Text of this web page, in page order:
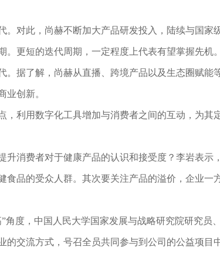
。对此，尚赫不断加大产品研发投入，陆续与国
更短的迭代周期，一定程度上代表有望掌握先机。
。据了解，尚赫从直播、跨境产品以及生态圈赋
业创新。
，利用数字化工具增加与消费者之间的互动，为
消费者对于健康产品的认识和接受度？李岩表示
品的受众人群。其次要关注产品的溢价，企业
角度，中国人民大学国家发展与战略研究院研究
交流方式，号召全员共同参与到公司的公益项目